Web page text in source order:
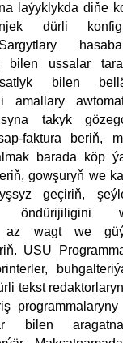
laýyklykda diňe
dürli
bilen ussalar
bilen
amallary
takyk
faktura beriň,
barada köp
gowşuryň we
geçiriň,
öndürijiligini
az wagt we
USU
tekst
bilen